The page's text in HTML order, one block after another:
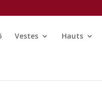
Vestes Hauts